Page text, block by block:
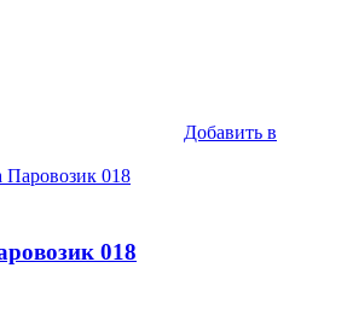
Добавить в
018